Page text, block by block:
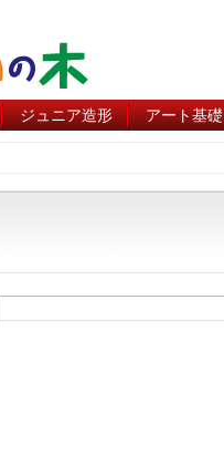
ジュニア造形 アート基礎